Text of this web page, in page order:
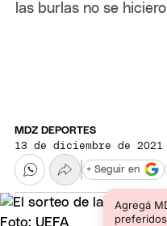
las burlas no se
MDZ DEPORTES
13 de diciembre de
Agregá
+ Seguir en